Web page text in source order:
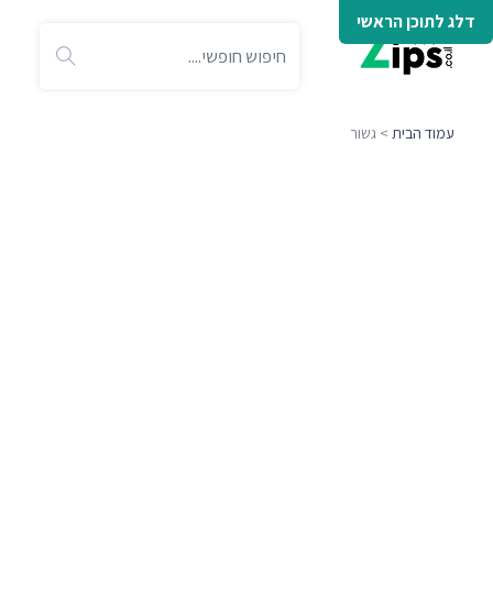
דלג לתוכן הראשי
עמוד הבית > גשור